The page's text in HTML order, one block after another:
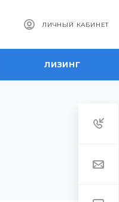
ЛИЧНЫЙ КАБИНЕТ
ЛИЗИНГ